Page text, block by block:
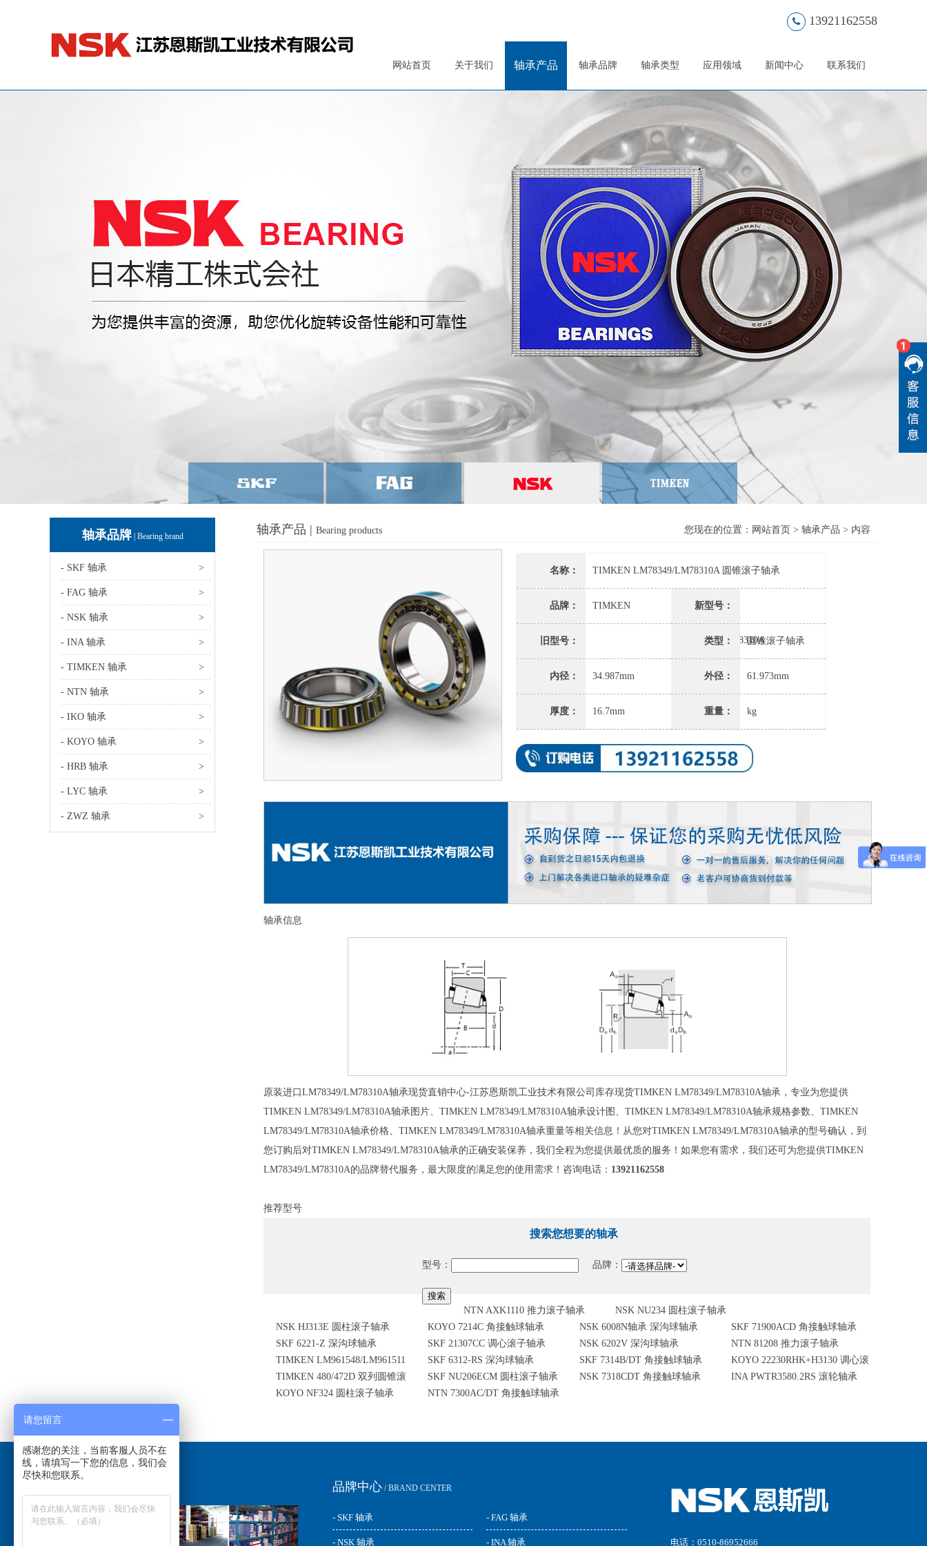
13921162558
网站首页 关于我们 轴承产品 轴承品牌 轴承类型 应用领域 新闻中心 联系我们
轴承品牌| Bearing brand
- SKF 轴承 >
- FAG 轴承 >
- NSK 轴承 >
- INA 轴承 >
- TIMKEN 轴承 >
- NTN 轴承 >
- IKO 轴承 >
- KOYO 轴承 >
- HRB 轴承 >
- LYC 轴承 >
- ZWZ 轴承 >
轴承产品 | Bearing products 您现在的位置： 网站首页 > 轴承产品 > 内容
名称： TIMKEN LM78349/LM78310A 圆锥滚子轴承
品牌： TIMKEN 新型号：
LM78349/LM78310A
旧型号： 类型： 圆锥滚子轴承
内径： 34.987mm 外径： 61.973mm
厚度： 16.7mm 重量： kg
轴承信息
原装进口LM78349/LM78310A轴承现货直销中心-江苏恩斯凯工业技术有限公司库存现货TIMKEN LM78349/LM78310A轴承，专业为您提供
TIMKEN LM78349/LM78310A轴承图片、TIMKEN LM78349/LM78310A轴承设计图、TIMKEN LM78349/LM78310A轴承规格参数、TIMKEN
LM78349/LM78310A轴承价格、TIMKEN LM78349/LM78310A轴承重量等相关信息！从您对TIMKEN LM78349/LM78310A轴承的型号确认，到
您订购后对TIMKEN LM78349/LM78310A轴承的正确安装保养，我们全程为您提供最优质的服务！如果您有需求，我们还可为您提供TIMKEN
LM78349/LM78310A的品牌替代服务，最大限度的满足您的使用需求！咨询电话： 13921162558
推荐型号
搜索您想要的轴承
型号： 品牌：
NTN AXK1110 推力滚子轴承
NSK NU234 圆柱滚子轴承
NSK HJ313E 圆柱滚子轴承
KOYO 7214C 角接触球轴承 NSK 6008N轴承 深沟球轴承
SKF 71900ACD 角接触球轴承
SKF 6221-Z 深沟球轴承
SKF 21307CC 调心滚子轴承 NSK 6202V 深沟球轴承
NTN 81208 推力滚子轴承
TIMKEN LM961548/LM961511
圆锥滚子轴承
SKF 6312-RS 深沟球轴承 SKF 7314B/DT 角接触球轴承
KOYO 22230RHK+H3130 调心滚
子轴承
TIMKEN 480/472D 双列圆锥滚
子轴承
SKF NU206ECM 圆柱滚子轴承 NSK 7318CDT 角接触球轴承
INA PWTR3580.2RS 滚轮轴承
KOYO NF324 圆柱滚子轴承
NTN 7300AC/DT 角接触球轴承
品牌中心 / BRAND CENTER
- SKF 轴承 - FAG 轴承
- NSK 轴承 - INA 轴承 电话：0510-86952666
请您留言
感谢您的关注，当前客服人员不在
线，请填写一下您的信息，我们会
尽快和您联系。